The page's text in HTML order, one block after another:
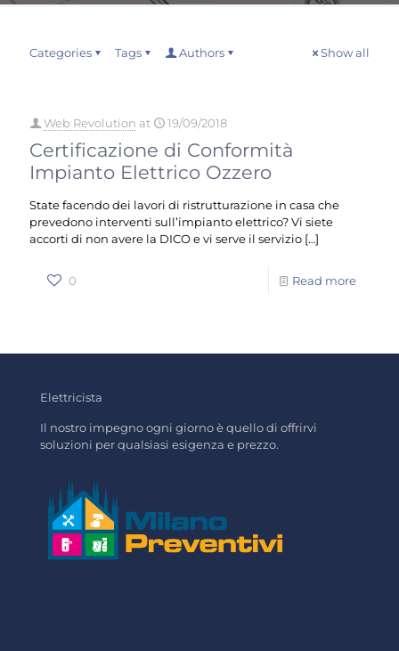
Categories Tags Authors Show all
Web Revolution at 19/09/2018
Certificazione di Conformità
Impianto Elettrico Ozzero
State facendo dei lavori di ristrutturazione in casa che
prevedono interventi sull’impianto elettrico? Vi siete
accorti di non avere la DICO e vi serve il servizio […]
0 Read more
Elettricista
Il nostro impegno ogni giorno è quello di offrirvi
soluzioni per qualsiasi esigenza e prezzo.